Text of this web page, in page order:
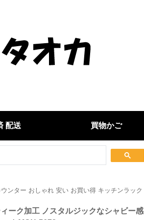
ンター おしゃれ 安い お買い得 キッチンラック
ーク加工 ノスタルジックなシャビー感
配送 買物かご